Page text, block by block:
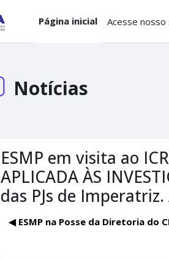
Página inicial
Acesse nosso
Notícias
ESMP em visita ao
APLICADA ÀS
das PJs de Imperatriz.
◀︎ ESMP na Posse da Diretoria do